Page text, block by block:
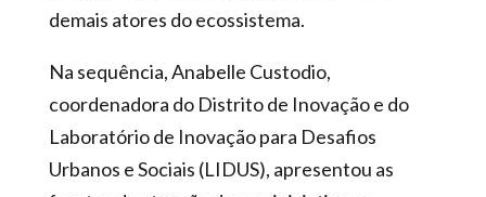
demais atores do ecossistema.
Na sequência, Anabelle Custodio,
coordenadora do Distrito de Inovação e do
Laboratório de Inovação para Desafios
Urbanos e Sociais (LIDUS), apresentou as